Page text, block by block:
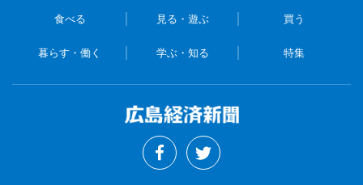
食べる 見る・遊ぶ 買う
暮らす・働く 学ぶ・知る 特集